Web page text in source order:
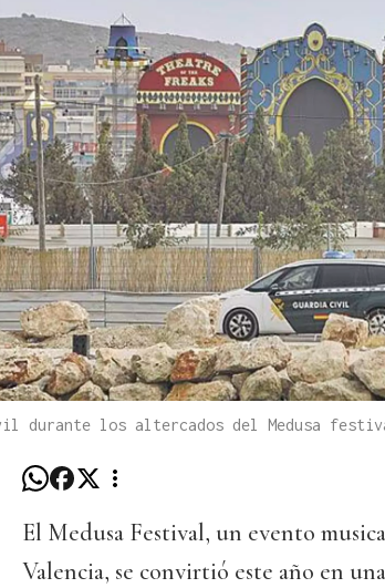
durante los altercados del Medusa festival.
El Medusa Festival, un evento
Valencia, se convirtió este año en